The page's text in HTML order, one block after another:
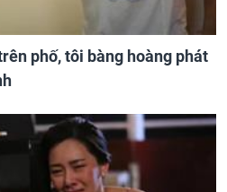
phố, tôi bàng hoàng phát